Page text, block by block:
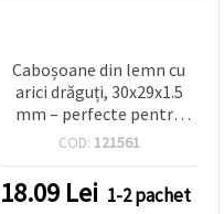
Caboșoane din lemn cu
arici drăguți, 30x29x1.5
mm – perfecte pentru
hobby creativ,
decorațiuni DIY, set de 10
buc.
COD: 121561
18.09 Lei 1-2 pachet